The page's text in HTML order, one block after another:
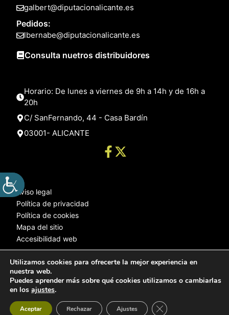
galbert@diputacionalicante.es
Pedidos:
lbernabe@diputacionalicante.es
Consulta nuetros distribuidores
Horario: De lunes a viernes de 9h a 14h y de 16h a
20h
C/ SanFernando, 44 - Casa Bardín
03001- ALICANTE
Aviso legal
Política de privacidad
Política de cookies
Mapa del sitio
Accesibilidad web
© 2025 Web desarrollada por el Servicio de Informática de Diputación
Utilizamos cookies para ofrecerte la mejor experiencia en
nuestra web.
Puedes aprender más sobre qué cookies utilizamos o cambiarlas
en los ajustes.
Aceptar Rechazar Ajustes Cerrar el banner de